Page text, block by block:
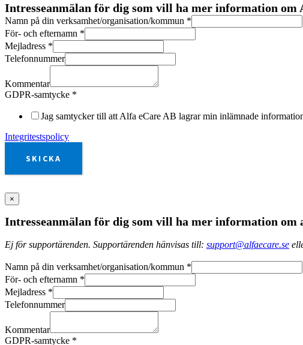
Intresseanmälan för dig som vill ha mer information om
Namn på din verksamhet/organisation/kommun *
För- och efternamn *
Mejladress *
Telefonnummer
Kommentar
GDPR-samtycke *
Jag samtycker till att Alfa eCare AB lagrar min inlämnade
Integritestspolicy
SKICKA
×
Intresseanmälan för dig som vill ha mer information om
Ej för supportärenden. Supportärenden hänvisas till: support@alfaecare.se
Namn på din verksamhet/organisation/kommun *
För- och efternamn *
Mejladress *
Telefonnummer
Kommentar
GDPR-samtycke *